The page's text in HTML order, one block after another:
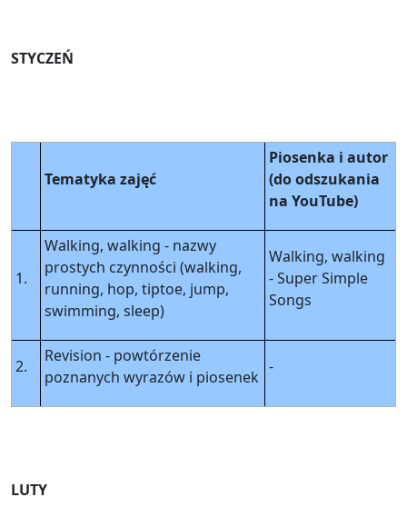
STYCZEŃ
Tematyka zajęć
Piosenka i autor
(do odszukania
na YouTube)
1.
Walking, walking - nazwy
prostych czynności (walking,
running, hop, tiptoe, jump,
swimming, sleep)
Walking, walking
- Super Simple
Songs
2.
Revision - powtórzenie
poznanych wyrazów i piosenek
-
LUTY